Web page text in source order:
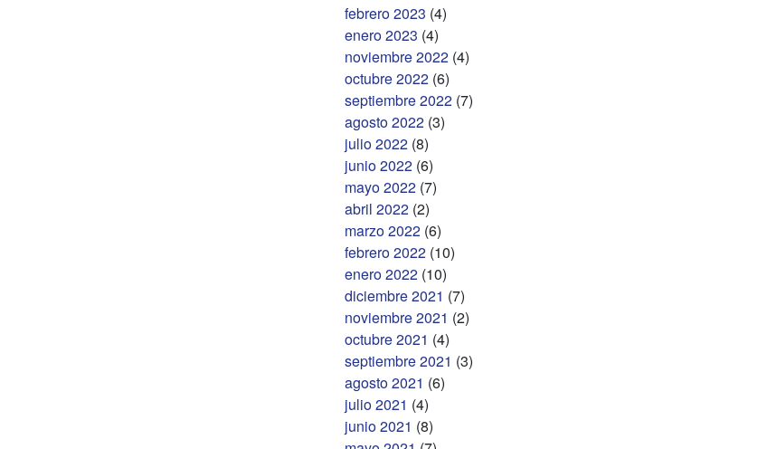
febrero 2023 (4)
enero 2023 (4)
noviembre 2022 (4)
octubre 2022 (6)
septiembre 2022 (7)
agosto 2022 (3)
julio 2022 (8)
junio 2022 (6)
mayo 2022 (7)
abril 2022 (2)
marzo 2022 (6)
febrero 2022 (10)
enero 2022 (10)
diciembre 2021 (7)
noviembre 2021 (2)
octubre 2021 (4)
septiembre 2021 (3)
agosto 2021 (6)
julio 2021 (4)
junio 2021 (8)